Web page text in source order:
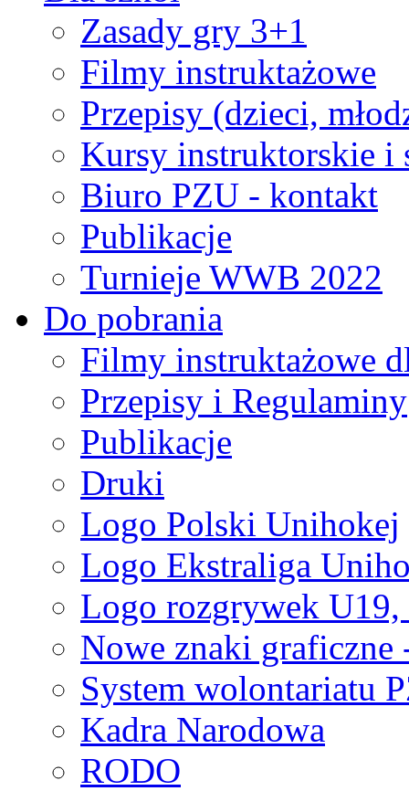
Zasady gry 3+1
Filmy instruktażowe
Przepisy (dzieci,
Kursy instruktorskie i
Biuro PZU - kontakt
Publikacje
Turnieje WWB 2022
Do pobrania
Filmy instruktażowe
Przepisy i Regulaminy
Publikacje
Druki
Logo Polski Unihokej
Logo Ekstraliga
Logo rozgrywek
Nowe znaki graficzne
System wolontariatu
Kadra Narodowa
RODO